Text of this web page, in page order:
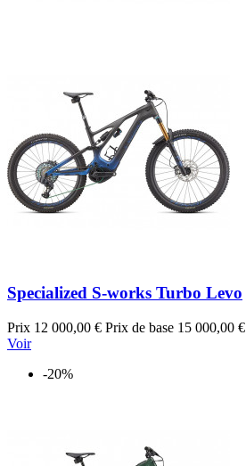
Specialized S-works Turbo Levo
Prix 12 000,00 € Prix de base 15 000,00 €
Voir
-20%